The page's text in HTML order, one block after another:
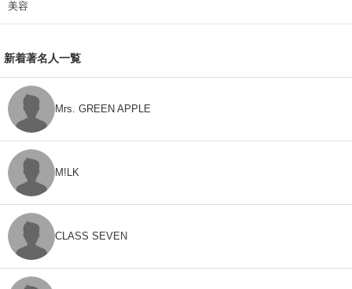
美容
新着著名人一覧
Mrs. GREEN APPLE
M!LK
CLASS SEVEN